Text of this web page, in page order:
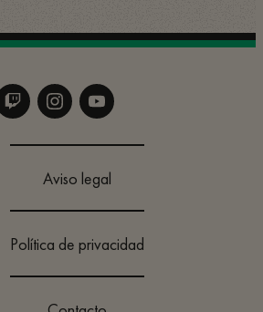
Aviso legal
Política de privacidad